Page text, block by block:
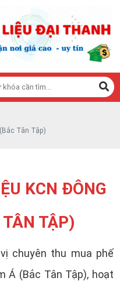
THU MUA CÁC LOẠI PHẾ LIỆU
Tân Tập)
KCN ĐÔNG
TẬP)
chuyên thu mua phế
Á (Bắc Tân Tập), hoạt